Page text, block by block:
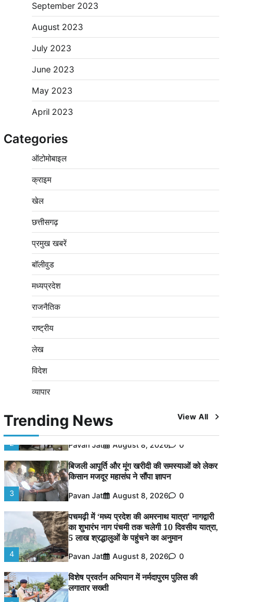
September 2023
August 2023
July 2023
June 2023
May 2023
April 2023
Categories
ऑटोमोबाइल
क्राइम
खेल
छत्तीसगढ़
प्रमुख खबरें
बॉलीवुड
मध्यप्रदेश
राजनैतिक
राष्ट्रीय
लेख
विदेश
व्यापार
Trending News View All
किसान मजदूर महासंघ ने सौंपा ज्ञापन
लगातार सख्ती
Pavan Jat August 6, 2026 0
चंद्रमौली नर्मदेश्वर धाम मंदिर से निकलेगी कावड़
2
पुलिसकर्मियों के स्वास्थ्य को लेकर नर्मदापुरम पुलिस
की पहल, कोतवाली में लगा निःशुल्क स्वास्थ्य शिविर
3
बिजली आपूर्ति और मूंग खरीदी की समस्याओं को लेकर
किसान मजदूर महासंघ ने सौंपा ज्ञापन
Pavan Jat August 8, 2026 0
4
पचमढ़ी में ‘मध्य प्रदेश की अमरनाथ यात्रा’ नागद्वारी
का शुभारंभ नाग पंचमी तक चलेगी 10 दिवसीय यात्रा,
5 लाख श्रद्धालुओं के पहुंचने का अनुमान
Pavan Jat August 8, 2026 0
5
विशेष प्रवर्तन अभियान में नर्मदापुरम पुलिस की
लगातार सख्ती